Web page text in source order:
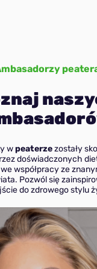
wpeaterzezostały
doświadczonych
współpracy ze
Pozwól się
do zdrowego stylu